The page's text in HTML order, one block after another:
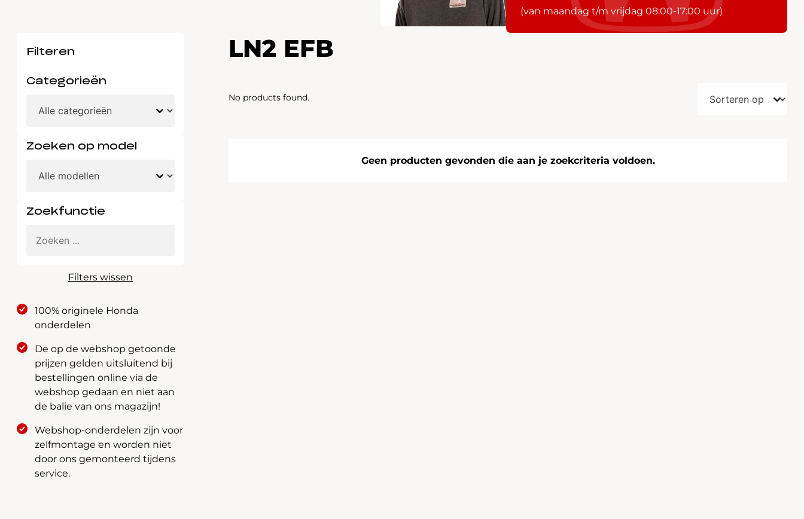
Pechhulp
Haal en breng service
WLTP-testmethode
(van maandag t/m vrijdag 08:00-17:00 uur)
Filteren
Categorieën
Zoeken op model
Zoekfunctie
Filters wissen
100% originele Honda
onderdelen
De op de webshop getoonde
prijzen gelden uitsluitend bij
bestellingen online via de
webshop gedaan en niet aan
de balie van ons magazijn!
Webshop-onderdelen zijn voor
zelfmontage en worden niet
door ons gemonteerd tijdens
service.
LN2 EFB
No products found.
Geen producten gevonden die aan je zoekcriteria voldoen.